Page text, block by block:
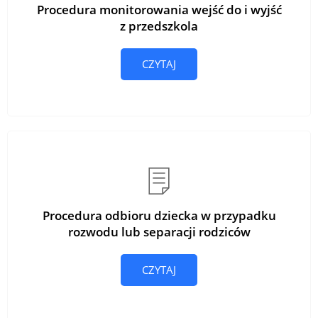
Procedura monitorowania wejść do i wyjść
z przedszkola
CZYTAJ
Procedura odbioru dziecka w przypadku
rozwodu lub separacji rodziców
CZYTAJ